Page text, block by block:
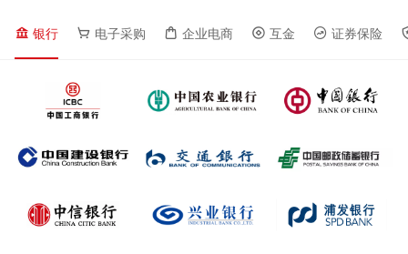
银行 电子采购 企业电商 互金 证券保险